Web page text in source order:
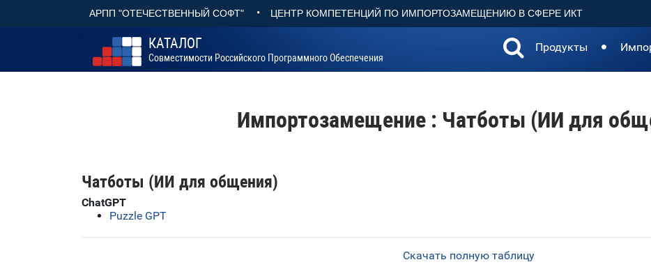
АРПП "ОТЕЧЕСТВЕННЫЙ СОФТ" • ЦЕНТР КОМПЕТЕНЦИЙ ПО ИМПОРТОЗАМЕЩЕНИЮ В СФЕРЕ ИКТ
КАТАЛОГ
Совместимости Российского Программного Обеспечения
Продукты
Импортозамещение : Чатботы (ИИ для
Чатботы (ИИ для общения)
ChatGPT
Puzzle GPT
Скачать полную таблицу